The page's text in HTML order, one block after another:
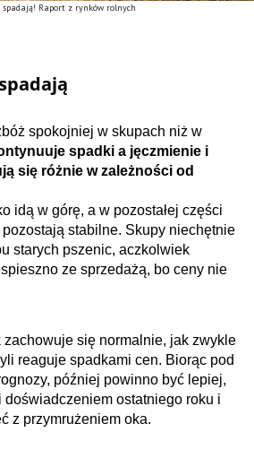
Raport z rynków rolnych
spokojniej w skupach niż w
spadki a jęczmienie i
się różnie w zależności od
idą w górę, a w pozostałej części
pozostają stabilne. Skupy niechętnie
starych pszenic, aczkolwiek
ze sprzedażą, bo ceny nie
zachowuje się normalnie, jak zwykle
reaguje spadkami cen. Biorąc pod
później powinno być lepiej,
ostatniego roku i
z przymrużeniem oka.